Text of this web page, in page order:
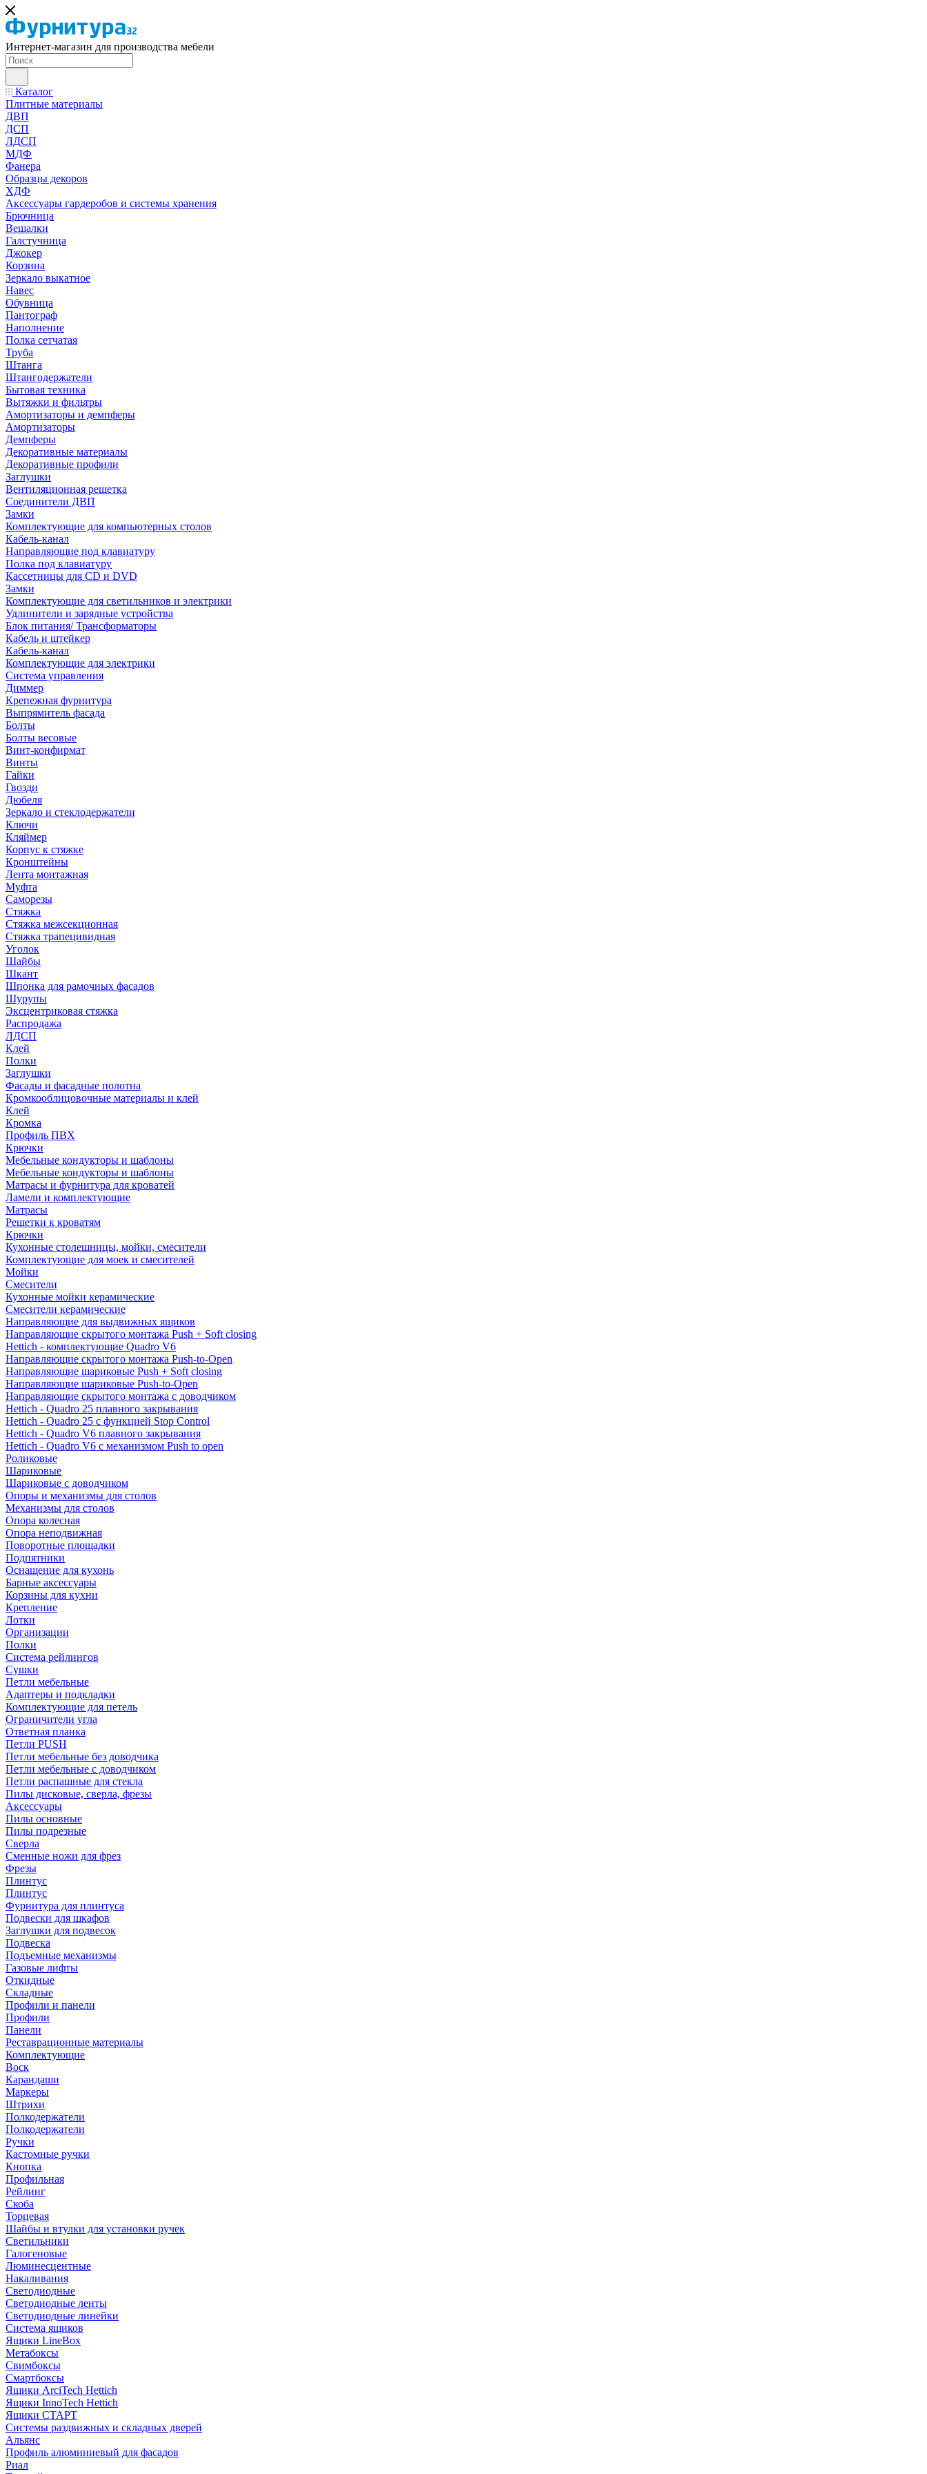
Интернет-магазин для производства мебели
Каталог
Плитные материалы
ДВП
ДСП
ЛДСП
МДФ
Фанера
Образцы декоров
ХДФ
Аксессуары гардеробов и системы хранения
Брючница
Вешалки
Галстучница
Джокер
Корзина
Зеркало выкатное
Навес
Обувница
Пантограф
Наполнение
Полка сетчатая
Труба
Штанга
Штангодержатели
Бытовая техника
Вытяжки и фильтры
Амортизаторы и демпферы
Амортизаторы
Демпферы
Декоративные материалы
Декоративные профили
Заглушки
Вентиляционная решетка
Соединители ДВП
Замки
Комплектующие для компьютерных столов
Кабель-канал
Направляющие под клавиатуру
Полка под клавиатуру
Кассетницы для CD и DVD
Замки
Комплектующие для светильников и электрики
Удлинители и зарядные устройства
Блок питания/ Трансформаторы
Кабель и штейкер
Кабель-канал
Комплектующие для электрики
Система управления
Диммер
Крепежная фурнитура
Выпрямитель фасада
Болты
Болты весовые
Винт-конфирмат
Винты
Гайки
Гвозди
Дюбеля
Зеркало и стеклодержатели
Ключи
Кляймер
Корпус к стяжке
Кронштейны
Лента монтажная
Муфта
Саморезы
Стяжка
Стяжка межсекционная
Стяжка трапецивидная
Уголок
Шайбы
Шкант
Шпонка для рамочных фасадов
Шурупы
Эксцентриковая стяжка
Распродажа
ЛДСП
Клей
Полки
Заглушки
Фасады и фасадные полотна
Кромкооблицовочные материалы и клей
Клей
Кромка
Профиль ПВХ
Крючки
Мебельные кондукторы и шаблоны
Мебельные кондукторы и шаблоны
Матрасы и фурнитура для кроватей
Ламели и комплектующие
Матрасы
Решетки к кроватям
Крючки
Кухонные столешницы, мойки, смесители
Комплектующие для моек и смесителей
Мойки
Смесители
Кухонные мойки керамические
Смесители керамические
Направляющие для выдвижных ящиков
Направляющие скрытого монтажа Push + Soft closing
Hettich - комплектующие Quadro V6
Направляющие скрытого монтажа Push-to-Open
Направляющие шариковые Push + Soft closing
Направляющие шариковые Push-to-Open
Направляющие скрытого монтажа с доводчиком
Hettich - Quadro 25 плавного закрывания
Hettich - Quadro 25 с функцией Stop Control
Hettich - Quadro V6 плавного закрывания
Hettich - Quadro V6 с механизмом Push to open
Роликовые
Шариковые
Шариковые с доводчиком
Опоры и механизмы для столов
Механизмы для столов
Опора колесная
Опора неподвижная
Поворотные площадки
Подпятники
Оснащение для кухонь
Барные аксессуары
Корзины для кухни
Крепление
Лотки
Организации
Полки
Система рейлингов
Сушки
Петли мебельные
Адаптеры и подкладки
Комплектующие для петель
Ограничители угла
Ответная планка
Петли PUSH
Петли мебельные без доводчика
Петли мебельные с доводчиком
Петли распашные для стекла
Пилы дисковые, сверла, фрезы
Аксессуары
Пилы основные
Пилы подрезные
Сверла
Сменные ножи для фрез
Фрезы
Плинтус
Плинтус
Фурнитура для плинтуса
Подвески для шкафов
Заглушки для подвесок
Подвеска
Подъемные механизмы
Газовые лифты
Откидные
Складные
Профили и панели
Профили
Панели
Реставрационные материалы
Комплектующие
Воск
Карандаши
Маркеры
Штрихи
Полкодержатели
Полкодержатели
Ручки
Кастомные ручки
Кнопка
Профильная
Рейлинг
Скоба
Торцевая
Шайбы и втулки для установки ручек
Светильники
Галогеновые
Люминесцентные
Накаливания
Светодиодные
Светодиодные ленты
Светодиодные линейки
Система ящиков
Ящики LineBox
Метабоксы
Свимбоксы
Смартбоксы
Ящики ArciTech Hettich
Ящики InnoTech Hettich
Ящики СТАРТ
Системы раздвижных и складных дверей
Альянс
Профиль алюминиевый для фасадов
Риал